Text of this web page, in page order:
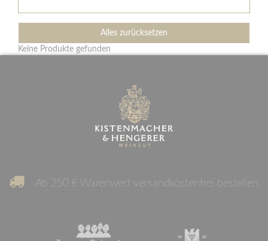
Alles zurücksetzen
Keine Produkte gefunden
Ab 250 € Warenwert versandkostenfrei bestellen